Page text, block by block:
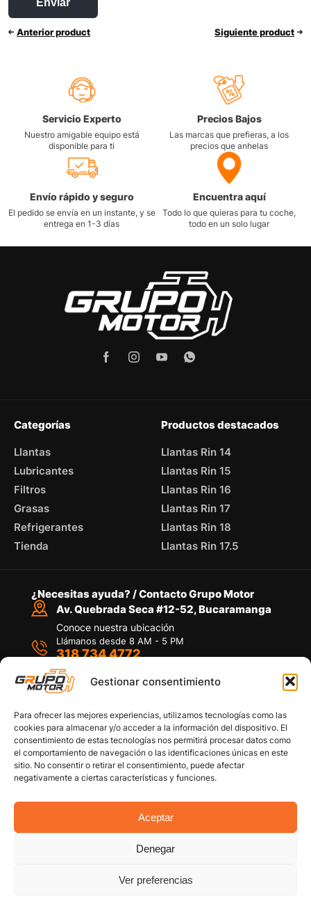
Gestionar consentimiento
Para ofrecer las mejores experiencias, utilizamos tecnologías como las
cookies para almacenar y/o acceder a la información del dispositivo. El
consentimiento de estas tecnologías nos permitirá procesar datos como
el comportamiento de navegación o las identificaciones únicas en este
sitio. No consentir o retirar el consentimiento, puede afectar
negativamente a ciertas características y funciones.
Aceptar
Denegar
Ver preferencias
Anterior product Siguiente product
Servicio Experto
Nuestro amigable equipo está
disponible para ti
Precios Bajos
Las marcas que prefieras, a los
precios que anhelas
Envío rápido y seguro
El pedido se envía en un instante, y se
entrega en 1-3 días
Encuentra aquí
Todo lo que quieras para tu coche,
todo en un solo lugar
Categorías
Llantas
Lubricantes
Filtros
Grasas
Refrigerantes
Tienda
Productos destacados
Llantas Rin 14
Llantas Rin 15
Llantas Rin 16
Llantas Rin 17
Llantas Rin 18
Llantas Rin 17.5
¿Necesitas ayuda? / Contacto Grupo Motor
Av. Quebrada Seca #12-52, Bucaramanga
Conoce nuestra ubicación
Llámanos desde 8 AM - 5 PM
318 734 4772
Por medio de WhatsApp
Copyright © 2026 Grupo Motor S.A.S. Todos los
Políticas de privacidad
Política de devoluciones y/o reembolsos
Términos y Condiciones